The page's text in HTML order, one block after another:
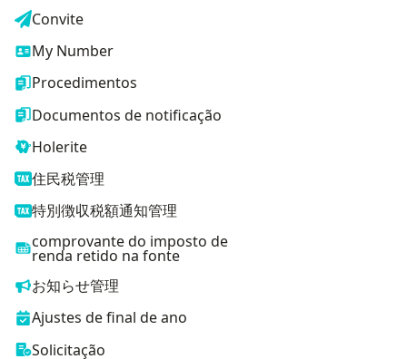
Convite
My Number
Procedimentos
Documentos de notificação
Holerite
住民税管理
特別徴収税額通知管理
comprovante do imposto de
renda retido na fonte
お知らせ管理
Ajustes de final de ano
Solicitação